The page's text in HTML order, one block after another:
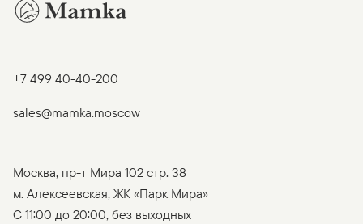
+7 499 40-40-200
sales@mamka.moscow
Москва, пр-т Мира 102 стр. 38
м. Алексеевская, ЖК «Парк Мира»
C 11:00 до 20:00, без выходных